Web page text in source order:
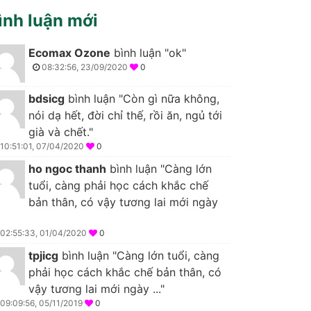
luận mới
Ecomax Ozone bình luận "ok"
08:32:56, 23/09/2020 0
bdsicg bình luận "Còn gì nữa không,
nói dạ hết, đời chỉ thế, rồi ăn, ngủ tới
già và chết."
10:51:01, 07/04/2020 0
ho ngoc thanh bình luận "Càng lớn
tuổi, càng phải học cách khắc chế
bản thân, có vậy tương lai mới ngày
02:55:33, 01/04/2020 0
tpjicg bình luận "Càng lớn tuổi, càng
phải học cách khắc chế bản thân, có
vậy tương lai mới ngày ..."
09:09:56, 05/11/2019 0